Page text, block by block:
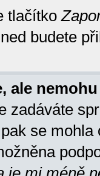
tlačítko
budete
ale
zadáváte
se